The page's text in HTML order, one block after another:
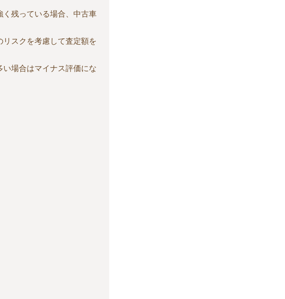
残っている場合、中古車
スクを考慮して査定額を
場合はマイナス評価にな